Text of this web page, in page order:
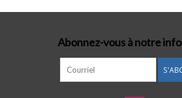
Abonnez-vous à notre